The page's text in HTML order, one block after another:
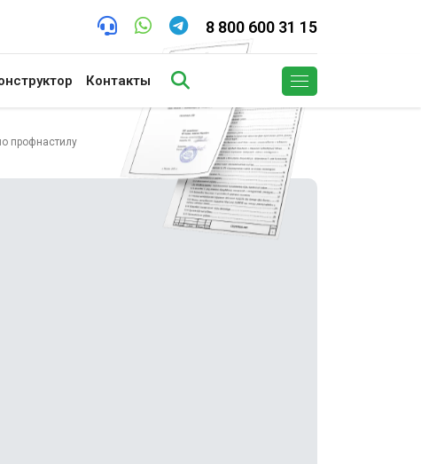
8 800 600 31 15
Контакты
профнастилу